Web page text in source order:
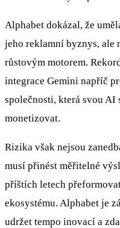
Alphabet dokázal, že
jeho reklamní byznys, ale
růstovým motorem.
integrace Gemini napříč
společnosti, která svou AI
monetizovat.
Rizika však nejsou
musí přinést měřitelné
příštích letech
ekosystému. Alphabet je
udržet tempo inovací a